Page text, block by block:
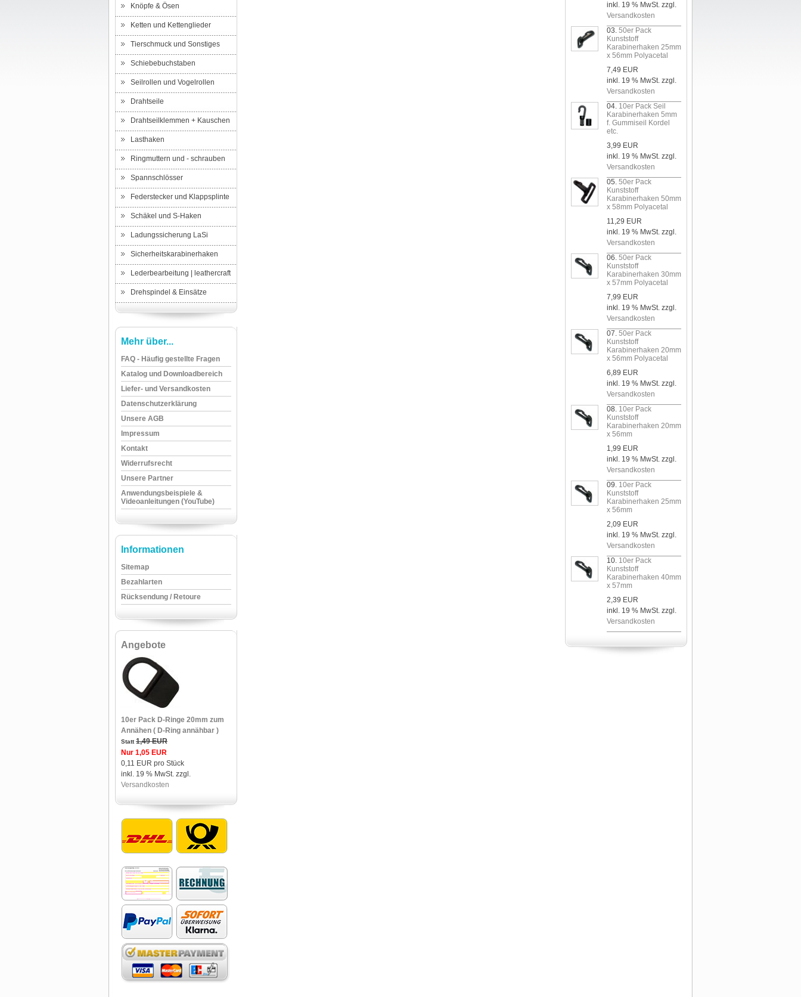
Knöpfe & Ösen
Ketten und Kettenglieder
Tierschmuck und Sonstiges
Schiebebuchstaben
Seilrollen und Vogelrollen
Drahtseile
Drahtseilklemmen + Kauschen
Lasthaken
Ringmuttern und - schrauben
Spannschlösser
Federstecker und Klappsplinte
Schäkel und S-Haken
Ladungssicherung LaSi
Sicherheitskarabinerhaken
Lederbearbeitung | leathercraft
Drehspindel & Einsätze
Mehr über...
FAQ - Häufig gestellte Fragen
Katalog und Downloadbereich
Liefer- und Versandkosten
Datenschutzerklärung
Unsere AGB
Impressum
Kontakt
Widerrufsrecht
Unsere Partner
Anwendungsbeispiele &
Videoanleitungen (YouTube)
Informationen
Sitemap
Bezahlarten
Rücksendung / Retoure
Angebote
10er Pack D-Ringe 20mm zum
Annähen ( D-Ring annähbar )
Statt1,49 EUR
Nur 1,05 EUR
0,11 EUR pro Stück
inkl. 19 % MwSt. zzgl.
Versandkosten
inkl. 19 % MwSt. zzgl.
Versandkosten
03. 50er Pack
Kunststoff
Karabinerhaken 25mm
x 56mm Polyacetal
7,49 EUR
inkl. 19 % MwSt. zzgl.
Versandkosten
04. 10er Pack Seil
Karabinerhaken 5mm
f. Gummiseil Kordel
etc.
3,99 EUR
inkl. 19 % MwSt. zzgl.
Versandkosten
05. 50er Pack
Kunststoff
Karabinerhaken 50mm
x 58mm Polyacetal
11,29 EUR
inkl. 19 % MwSt. zzgl.
Versandkosten
06. 50er Pack
Kunststoff
Karabinerhaken 30mm
x 57mm Polyacetal
7,99 EUR
inkl. 19 % MwSt. zzgl.
Versandkosten
07. 50er Pack
Kunststoff
Karabinerhaken 20mm
x 56mm Polyacetal
6,89 EUR
inkl. 19 % MwSt. zzgl.
Versandkosten
08. 10er Pack
Kunststoff
Karabinerhaken 20mm
x 56mm
1,99 EUR
inkl. 19 % MwSt. zzgl.
Versandkosten
09. 10er Pack
Kunststoff
Karabinerhaken 25mm
x 56mm
2,09 EUR
inkl. 19 % MwSt. zzgl.
Versandkosten
10. 10er Pack
Kunststoff
Karabinerhaken 40mm
x 57mm
2,39 EUR
inkl. 19 % MwSt. zzgl.
Versandkosten